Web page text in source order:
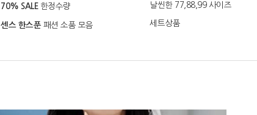
70% SALE 한정수량
센스 한스푼패션 소품 모음
날씬한 77,88,99 사이즈
세트상품